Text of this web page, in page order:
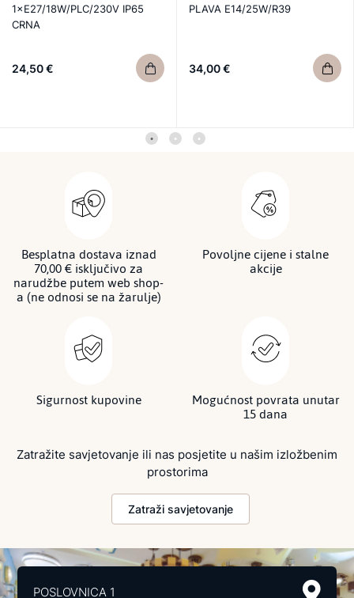
1×E27/18W/PLC/230V IP65
CRNA
24,50 €
PLAVA E14/25W/R39
34,00 €
Besplatna dostava iznad
70,00 € isključivo za
narudžbe putem web shop-
a (ne odnosi se na žarulje)
Povoljne cijene i stalne
akcije
Sigurnost kupovine Mogućnost povrata unutar
15 dana
Zatražite savjetovanje ili nas posjetite u našim izložbenim
prostorima
Zatraži savjetovanje
POSLOVNICA 1